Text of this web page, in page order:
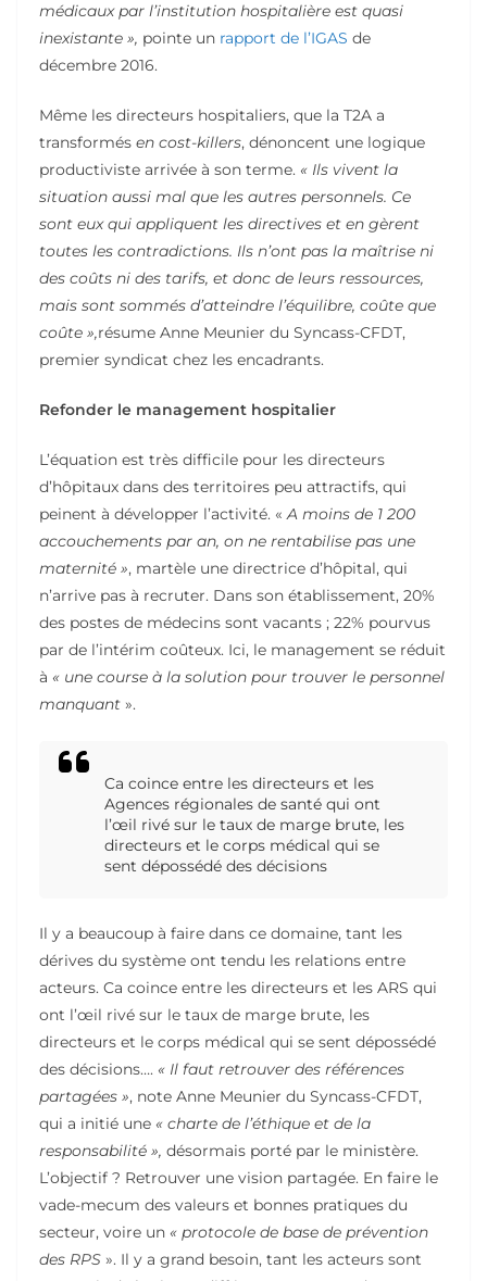
médicaux par l’institution hospitalière est quasi
inexistante », pointe un rapport de l’IGAS de
décembre 2016.
Même les directeurs hospitaliers, que la T2A a
transformés en cost-killers, dénoncent une logique
productiviste arrivée à son terme. « Ils vivent la
situation aussi mal que les autres personnels. Ce
sont eux qui appliquent les directives et en gèrent
toutes les contradictions. Ils n’ont pas la maîtrise ni
des coûts ni des tarifs, et donc de leurs ressources,
mais sont sommés d’atteindre l’équilibre, coûte que
coûte »,résume Anne Meunier du Syncass-CFDT,
premier syndicat chez les encadrants.
Refonder le management hospitalier
L’équation est très difficile pour les directeurs
d’hôpitaux dans des territoires peu attractifs, qui
peinent à développer l’activité. «A moins de 1 200
accouchements par an, on ne rentabilise pas une
maternité », martèle une directrice d’hôpital, qui
n’arrive pas à recruter. Dans son établissement, 20%
des postes de médecins sont vacants ; 22% pourvus
par de l’intérim coûteux. Ici, le management se réduit
à « une course à la solution pour trouver le personnel
manquant ».
Ca coince entre les directeurs et les
Agences régionales de santé qui ont
l’œil rivé sur le taux de marge brute, les
directeurs et le corps médical qui se
sent dépossédé des décisions
Il y a beaucoup à faire dans ce domaine, tant les
dérives du système ont tendu les relations entre
acteurs. Ca coince entre les directeurs et les ARS qui
ont l’œil rivé sur le taux de marge brute, les
directeurs et le corps médical qui se sent dépossédé
des décisions…. « Il faut retrouver des références
partagées », note Anne Meunier du Syncass-CFDT,
qui a initié une « charte de l’éthique et de la
responsabilité », désormais porté par le ministère.
L’objectif ? Retrouver une vision partagée. En faire le
vade-mecum des valeurs et bonnes pratiques du
secteur, voire un « protocole de base de prévention
des RPS ». Il y a grand besoin, tant les acteurs sont